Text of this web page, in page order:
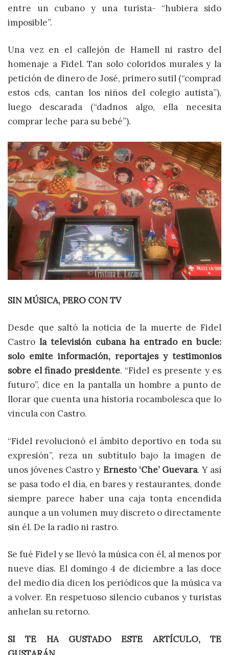
entre un cubano y una turista- “hubiera sido
imposible”.
Una vez en el callejón de Hamell ni rastro del
homenaje a Fidel. Tan solo coloridos murales y la
petición de dinero de José, primero sutil (“comprad
estos cds, cantan los niños del colegio autista”),
luego descarada (“dadnos algo, ella necesita
comprar leche para su bebé”).
SIN MÚSICA, PERO CON TV
Desde que saltó la noticia de la muerte de Fidel
Castro la televisión cubana ha entrado en bucle:
solo emite información, reportajes y testimonios
sobre el finado presidente. “Fidel es presente y es
futuro”, dice en la pantalla un hombre a punto de
llorar que cuenta una historia rocambolesca que lo
vincula con Castro.
“Fidel revolucionó el ámbito deportivo en toda su
expresión”, reza un subtítulo bajo la imagen de
unos jóvenes Castro y Ernesto ‘Che’ Guevara. Y así
se pasa todo el día, en bares y restaurantes, donde
siempre parece haber una caja tonta encendida
aunque a un volumen muy discreto o directamente
sin él. De la radio ni rastro.
Se fué Fidel y se llevó la música con él, al menos por
nueve días. El domingo 4 de diciembre a las doce
del medio día dicen los periódicos que la música va
a volver. En respetuoso silencio cubanos y turistas
anhelan su retorno.
SI TE HA GUSTADO ESTE ARTÍCULO, TE